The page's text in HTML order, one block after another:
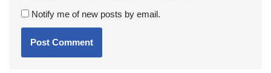
Notify me of new posts by email.